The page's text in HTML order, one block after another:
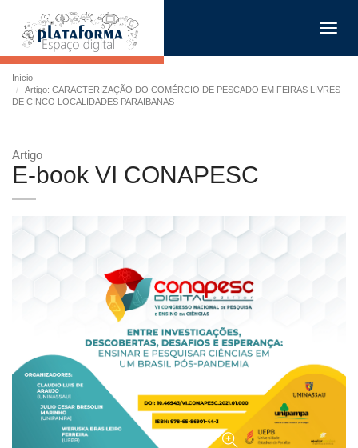
Início
Artigo: CARACTERIZAÇÃO DO COMÉRCIO DE PESCADO EM FEIRAS LIVRES
DE CINCO LOCALIDADES PARAIBANAS
Artigo
E-book VI CONAPESC